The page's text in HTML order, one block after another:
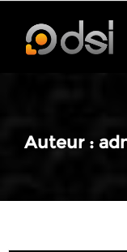
content
Auteur :